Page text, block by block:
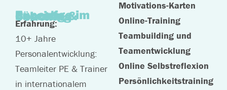
Expertise im Bereich Führung & Coaching
Erfahrung:
10+ Jahre
Personalentwicklung:
Teamleiter PE & Trainer
in internationalem
Motivations-Karten
Online-Training
Teambuilding und
Teamentwicklung
Online Selbstreflexion
Persönlichkeitstraining